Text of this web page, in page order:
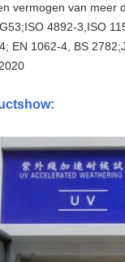
vermogen van meer
4892-3,ISO
EN 1062-4, BS